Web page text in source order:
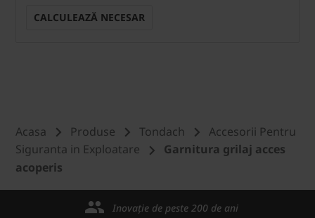
CALCULEAZĂ NECESAR
Acasa Produse Tondach
Accesorii Pentru
Siguranta in Exploatare
Garnitura grilaj acces
acoperis
Inovație de peste 200 de ani